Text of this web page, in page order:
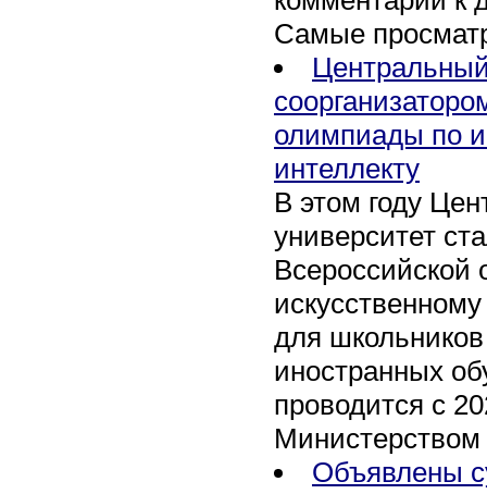
Самые
олимпиады по
интеллекту
В этом году
университет
для
иностранных
проводится с
Министерством
Объявлены